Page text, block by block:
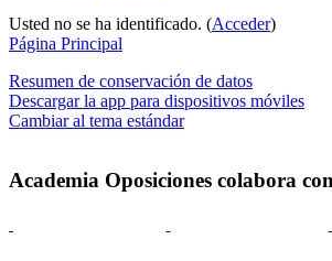
Usted no se ha identificado. (Acceder)
Página Principal
Resumen de conservación de datos
Descargar la app para dispositivos móviles
Cambiar al tema estándar
Academia Oposiciones colabora